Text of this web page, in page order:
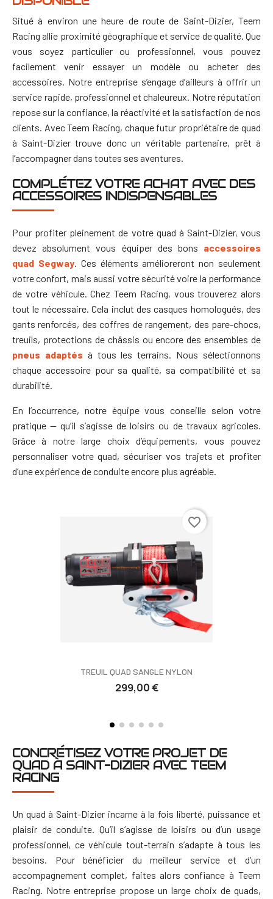
Situé à environ une heure de route de Saint-Dizier, Teem
Racing allie proximité géographique et service de qualité. Que
vous soyez particulier ou professionnel, vous pouvez
facilement venir essayer un modèle ou acheter des
accessoires. Notre entreprise s’engage d’ailleurs à offrir un
service rapide, professionnel et chaleureux. Notre réputation
repose sur la confiance, la réactivité et la satisfaction de nos
clients. Avec Teem Racing, chaque futur propriétaire de quad
à Saint-Dizier trouve donc un véritable partenaire, prêt à
l’accompagner dans toutes ses aventures.
COMPLÉTEZ VOTRE ACHAT AVEC DES
ACCESSOIRES INDISPENSABLES
Pour profiter pleinement de votre quad à Saint-Dizier, vous
devez absolument vous équiper des bons accessoires
quad Segway. Ces éléments amélioreront non seulement
votre confort, mais aussi votre sécurité voire la performance
de votre véhicule.Chez Teem Racing, vous trouverez alors
tout le nécessaire. Cela inclut des casques homologués, des
gants renforcés, des coffres de rangement, des pare-chocs,
treuils, protections de châssis ou encore des ensembles de
pneus adaptés à tous les terrains. Nous sélectionnons
chaque accessoire pour sa qualité, sa compatibilité et sa
durabilité.
En l’occurrence, notre équipe vous conseille selon votre
pratique — qu’il s’agisse de loisirs ou de travaux agricoles.
Grâce à notre large choix d’équipements, vous pouvez
personnaliser votre quad, sécuriser vos trajets et profiter
d’une expérience de conduite encore plus agréable.
TREUIL QUAD SANGLE NYLON
299,00 €
favorite_border
CONCRÉTISEZ VOTRE PROJET DE
QUAD À SAINT-DIZIER AVEC TEEM
RACING
Un quad à Saint-Dizier incarne à la fois liberté, puissance et
plaisir de conduite. Qu’il s’agisse de loisirs ou d’un usage
professionnel, ce véhicule tout-terrain s’adapte à tous les
besoins. Pour bénéficier du meilleur service et d’un
accompagnement complet, faites alors confiance à Teem
Racing. Notre entreprise propose un large choix de quads,